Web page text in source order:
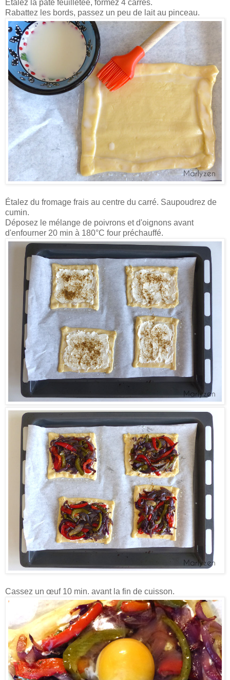
Étalez la pâte feuilletée, formez 4 carrés.
Rabattez les bords, passez un peu de lait au pinceau.
Étalez du fromage frais au centre du carré. Saupoudrez de
cumin.
Déposez le mélange de poivrons et d'oignons avant
d'enfourner 20 min à 180°C four préchauffé.
Cassez un œuf 10 min. avant la fin de cuisson.